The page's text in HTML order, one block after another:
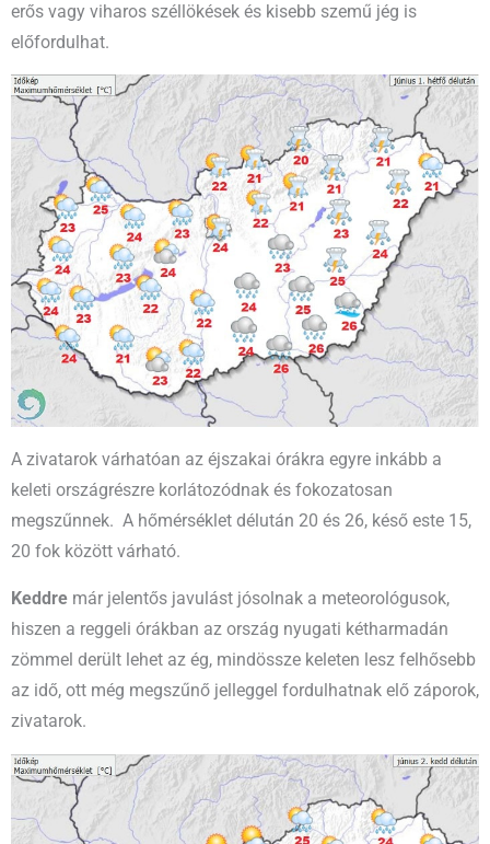
erős vagy viharos széllökések és kisebb szemű jég is
előfordulhat.
A zivatarok várhatóan az éjszakai órákra egyre inkább a
keleti országrészre korlátozódnak és fokozatosan
megszűnnek. A hőmérséklet délután 20 és 26, késő este 15,
20 fok között várható.
Keddre már jelentős javulást jósolnak a meteorológusok,
hiszen a reggeli órákban az ország nyugati kétharmadán
zömmel derült lehet az ég, mindössze keleten lesz felhősebb
az idő, ott még megszűnő jelleggel fordulhatnak elő záporok,
zivatarok.